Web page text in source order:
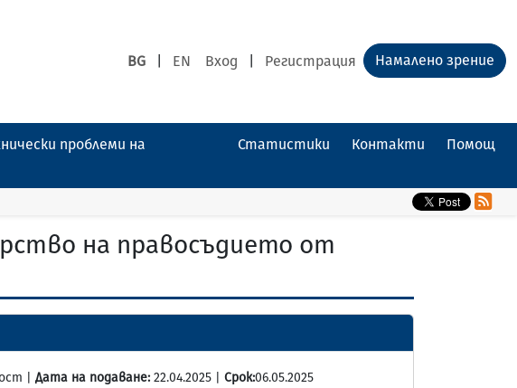
BG EN Вход Регистрация Намалено зрение
проблеми на
Статистики Контакти Помощ
на правосъдието от
| Дата на подаване: 22.04.2025 | Срок:06.05.2025